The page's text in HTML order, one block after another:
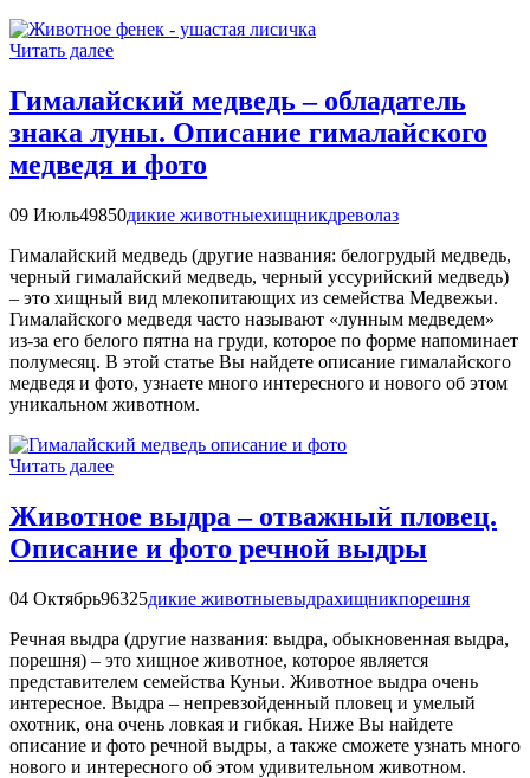
Читать далее
Гималайский медведь – обладатель
знака луны. Описание гималайского
медведя и фото
09 Июль49850дикие животныехищникдреволаз
Гималайский медведь (другие названия: белогрудый медведь,
черный гималайский медведь, черный уссурийский медведь)
– это хищный вид млекопитающих из семейства Медвежьи.
Гималайского медведя часто называют «лунным медведем»
из-за его белого пятна на груди, которое по форме напоминает
полумесяц. В этой статье Вы найдете описание гималайского
медведя и фото, узнаете много интересного и нового об этом
уникальном животном.
Читать далее
Животное выдра – отважный пловец.
Описание и фото речной выдры
04 Октябрь96325дикие животныевыдрахищникпорешня
Речная выдра (другие названия: выдра, обыкновенная выдра,
порешня) – это хищное животное, которое является
представителем семейства Куньи. Животное выдра очень
интересное. Выдра – непревзойденный пловец и умелый
охотник, она очень ловкая и гибкая. Ниже Вы найдете
описание и фото речной выдры, а также сможете узнать много
нового и интересного об этом удивительном животном.